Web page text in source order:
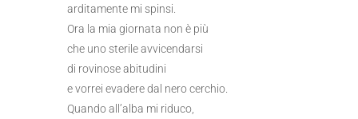
arditamente mi spinsi.
Ora la mia giornata non è più
che uno sterile avvicendarsi
di rovinose abitudini
e vorrei evadere dal nero cerchio.
Quando all’alba mi riduco,